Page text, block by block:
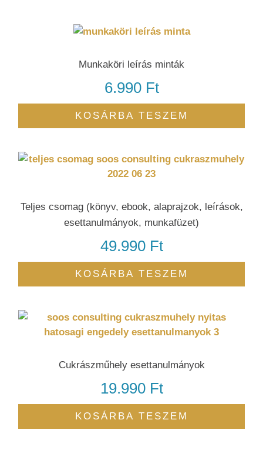
Munkaköri leírás minták
6.990 Ft
KOSÁRBA TESZEM
Teljes csomag (könyv, ebook, alaprajzok, leírások,
esettanulmányok, munkafüzet)
49.990 Ft
KOSÁRBA TESZEM
Cukrászműhely esettanulmányok
19.990 Ft
KOSÁRBA TESZEM